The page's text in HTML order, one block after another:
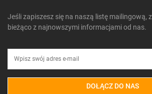
Jeśli zapiszesz się na naszą listę mailingową,
bieżąco z najnowszymi informacjami od nas.